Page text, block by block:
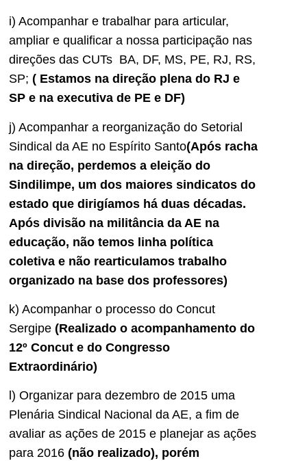
i) Acompanhar e trabalhar para articular,
ampliar e qualificar a nossa participação nas
direções das CUTs BA, DF, MS, PE, RJ, RS,
SP; ( Estamos na direção plena do RJ e
SP e na executiva de PE e DF)
j) Acompanhar a reorganização do Setorial
Sindical da AE no Espírito Santo(Após racha
na direção, perdemos a eleição do
Sindilimpe, um dos maiores sindicatos do
estado que dirigíamos há duas décadas.
Após divisão na militância da AE na
educação, não temos linha política
coletiva e não rearticulamos trabalho
organizado na base dos professores)
k) Acompanhar o processo do Concut
Sergipe (Realizado o acompanhamento do
12º Concut e do Congresso
Extraordinário)
l) Organizar para dezembro de 2015 uma
Plenária Sindical Nacional da AE, a fim de
avaliar as ações de 2015 e planejar as ações
para 2016 (não realizado), porém